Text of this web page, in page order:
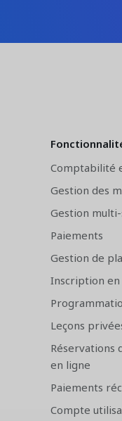
Comptabilité
Gestion des
Gestion
Paiements
Gestion de
Inscription en
Leçons
Réservations
en ligne
Paiements
Compte